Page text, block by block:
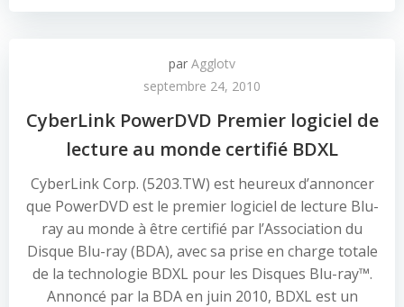
par Agglotv
septembre 24, 2010
CyberLink PowerDVD Premier logiciel de
lecture au monde certifié BDXL
CyberLink Corp. (5203.TW) est heureux d’annoncer
que PowerDVD est le premier logiciel de lecture Blu-
ray au monde à être certifié par l’Association du
Disque Blu-ray (BDA), avec sa prise en charge totale
de la technologie BDXL pour les Disques Blu-ray™.
Annoncé par la BDA en juin 2010, BDXL est un